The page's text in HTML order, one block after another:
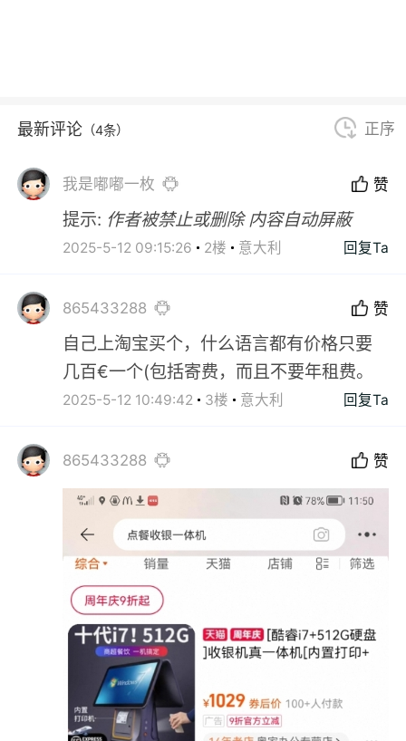
最新评论 （4条） 正序
我是嘟嘟一枚 赞
提示: 作者被禁止或删除 内容自动屏蔽
2025-5-12 09:15:26 2楼 意大利 回复Ta
865433288 赞
自己上淘宝买个，什么语言都有价格只要
几百€一个(包括寄费，而且不要年租费。
2025-5-12 10:49:42 3楼 意大利 回复Ta
865433288 赞